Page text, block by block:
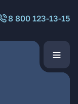
8 800 123-13-15